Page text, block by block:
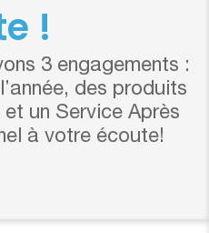
!
3 engagements :
des produits
un Service Après
à votre écoute!